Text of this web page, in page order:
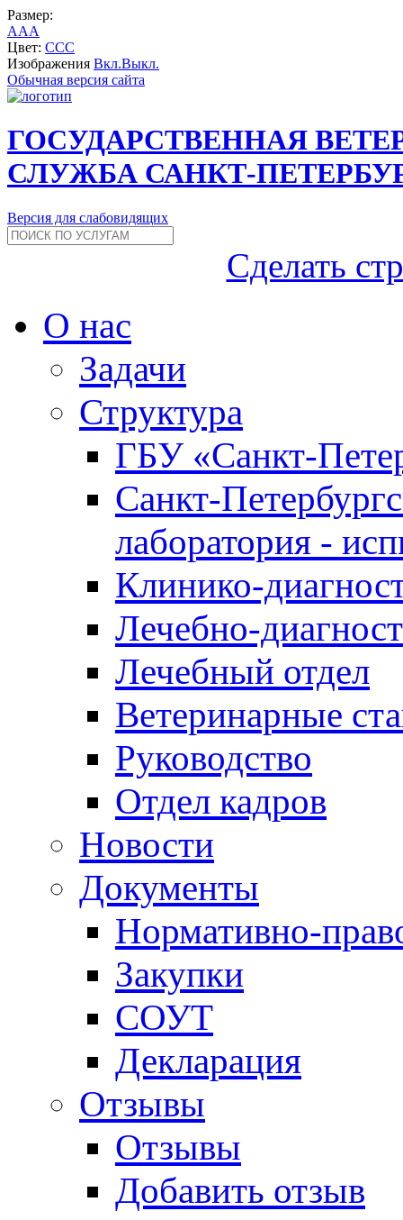
Размер:
AAA
Цвет: CCC
Изображения Вкл.Выкл.
Обычная версия сайта
ГОСУДАРСТВЕННАЯ
СЛУЖБА САНКТ-
Версия для слабовидящих
Сделать
О нас
Задачи
Структура
ГБУ «Санкт-
Санкт-
лаборатория -
Клинико-
Лечебно-
Лечебный отдел
Ветеринарные
Руководство
Отдел кадров
Новости
Документы
Нормативно-
Закупки
СОУТ
Декларация
Отзывы
Отзывы
Добавить отзыв